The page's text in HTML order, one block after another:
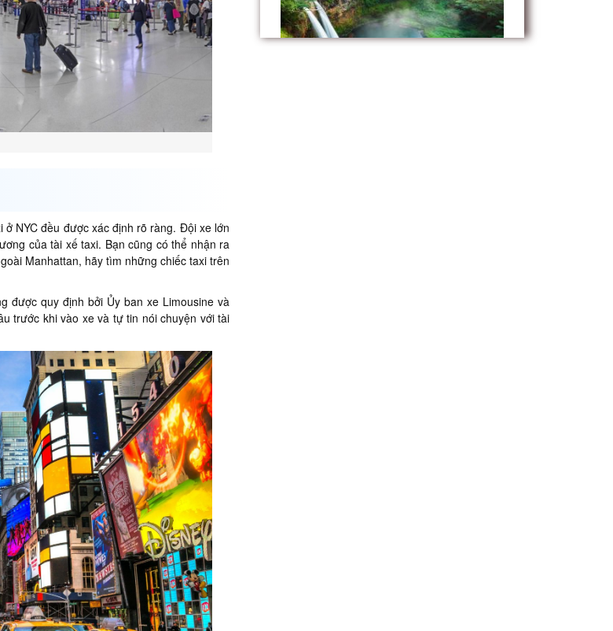
NYC đều được xác định rõ ràng. Đội xe lớn
của tài xế taxi. Bạn cũng có thể nhận ra
Manhattan, hãy tìm những chiếc taxi trên
được quy định bởi Ủy ban xe Limousine và
trước khi vào xe và tự tin nói chuyện với tài